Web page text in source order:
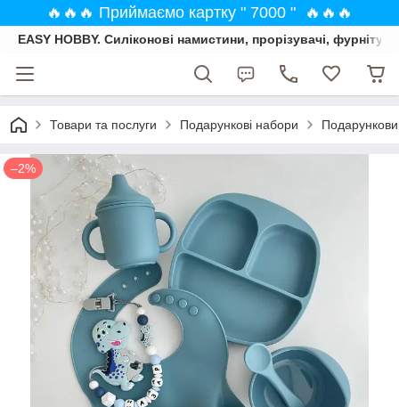
🔥🔥🔥 Приймаємо картку " 7000 " 🔥🔥🔥
EASY HOBBY. Силіконові намистини, прорізувачі,
Товари та послуги Подарункові набори
–2%